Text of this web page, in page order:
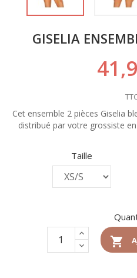
GISELIA
Cet ensemble 2 pièces Giselia
distribué par votre grossiste
Taille
